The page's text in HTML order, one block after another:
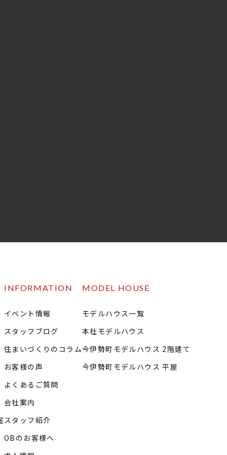
INFORMATION
イベント情報
スタッフブログ
住まいづくりのコラム
お客様の声
よくあるご質問
会社案内
スタッフ紹介
OBのお客様へ
MODEL HOUSE
モデルハウス一覧
本社モデルハウス
今伊勢町モデルハウス 2階建て
今伊勢町モデルハウス 平屋